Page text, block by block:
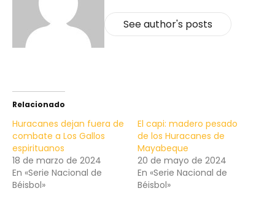
See author's posts
Relacionado
Huracanes dejan fuera de
combate a Los Gallos
espirituanos
18 de marzo de 2024
En «Serie Nacional de
Béisbol»
El capi: madero pesado
de los Huracanes de
Mayabeque
20 de mayo de 2024
En «Serie Nacional de
Béisbol»